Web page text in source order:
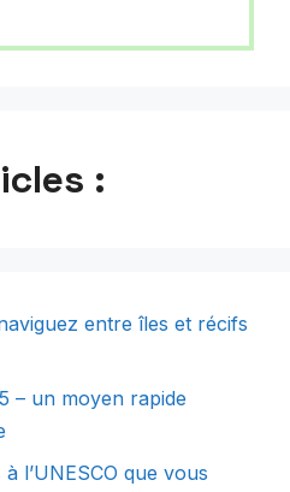
:
entre îles et récifs
– un moyen rapide
l’UNESCO que vous